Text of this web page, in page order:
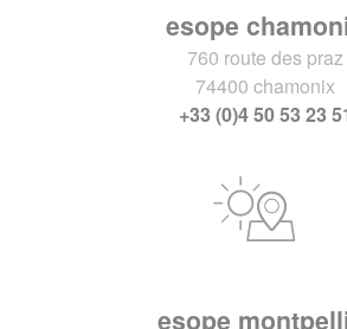
esope
760 route des praz
74400 chamonix
+33 (0)4 50 53 23
esope